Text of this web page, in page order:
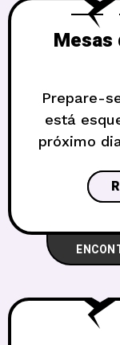
Mesas
Prepare-
está
próximo
o próximo
Pub! Por